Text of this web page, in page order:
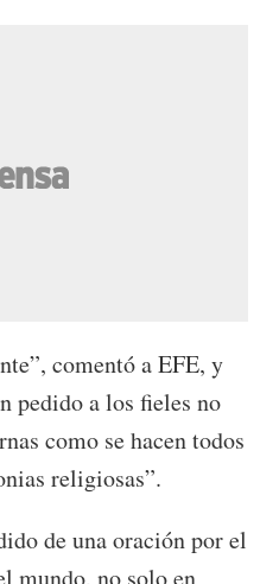
comentó a EFE, y
pedido a los fieles no
como se hacen todos
religiosas”.
de una oración por el
mundo, no solo en